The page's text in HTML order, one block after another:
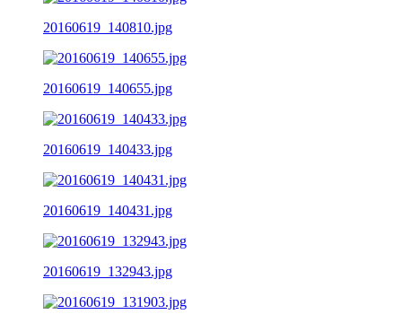
20160619_140810.jpg
20160619_140655.jpg
20160619_140433.jpg
20160619_140431.jpg
20160619_132943.jpg